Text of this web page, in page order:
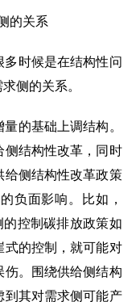
的关系
时候是在结构性问
侧的关系。
的基础上调结构。
侧结构性改革，同时
给侧结构性改革政策
负面影响。比如，
的控制碳排放政策如
式的控制，就可能对
伤。围绕供给侧结构
到其对需求侧可能产